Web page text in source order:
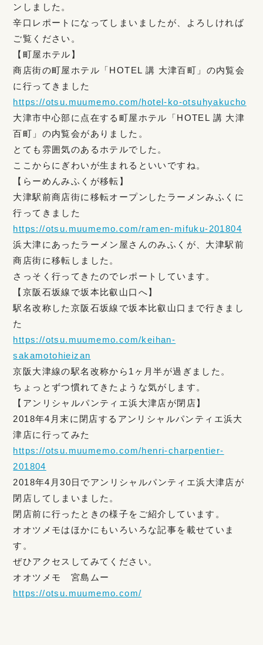
ンしました。
辛口レポートになってしまいましたが、よろしければ
ご覧ください。
【町屋ホテル】
商店街の町屋ホテル「HOTEL 講 大津百町」の内覧会
に行ってきました
https://otsu.muumemo.com/hotel-ko-otsuhyakucho
大津市中心部に点在する町屋ホテル「HOTEL 講 大津
百町」の内覧会がありました。
とても雰囲気のあるホテルでした。
ここからにぎわいが生まれるといいですね。
【らーめんみふくが移転】
大津駅前商店街に移転オープンしたラーメンみふくに
行ってきました
https://otsu.muumemo.com/ramen-mifuku-201804
浜大津にあったラーメン屋さんのみふくが、大津駅前
商店街に移転しました。
さっそく行ってきたのでレポートしています。
【京阪石坂線で坂本比叡山口へ】
駅名改称した京阪石坂線で坂本比叡山口まで行きまし
た
https://otsu.muumemo.com/keihan-
sakamotohieizan
京阪大津線の駅名改称から1ヶ月半が過ぎました。
ちょっとずつ慣れてきたような気がします。
【アンリシャルパンティエ浜大津店が閉店】
2018年4月末に閉店するアンリシャルパンティエ浜大
津店に行ってみた
https://otsu.muumemo.com/henri-charpentier-
201804
2018年4月30日でアンリシャルパンティエ浜大津店が
閉店してしまいました。
閉店前に行ったときの様子をご紹介しています。
オオツメモはほかにもいろいろな記事を載せていま
す。
ぜひアクセスしてみてください。
オオツメモ 宮島ムー
https://otsu.muumemo.com/